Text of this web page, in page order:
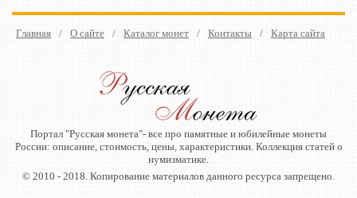
Главная / О сайте / Каталог монет / Контакты / Карта сайта
Портал "Русская монета"- все про памятные и юбилейные монеты
России: описание, стоимость, цены, характеристики. Коллекция статей о
нумизматике.
© 2010 - 2018. Копирование материалов данного ресурса запрещено.